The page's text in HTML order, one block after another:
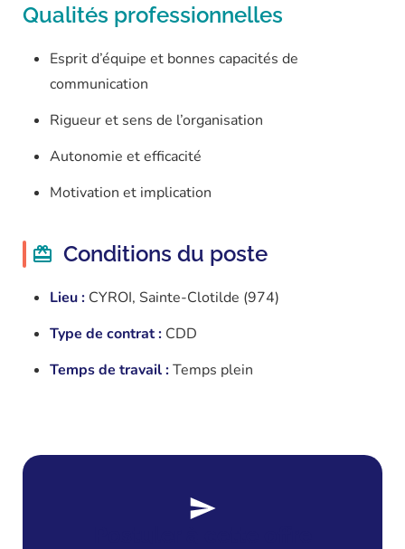
Qualités professionnelles
Esprit d’équipe et bonnes capacités de
communication
Rigueur et sens de l’organisation
Autonomie et efficacité
Motivation et implication
Conditions du poste
Lieu : CYROI, Sainte-Clotilde (974)
Type de contrat : CDD
Temps de travail :Temps plein